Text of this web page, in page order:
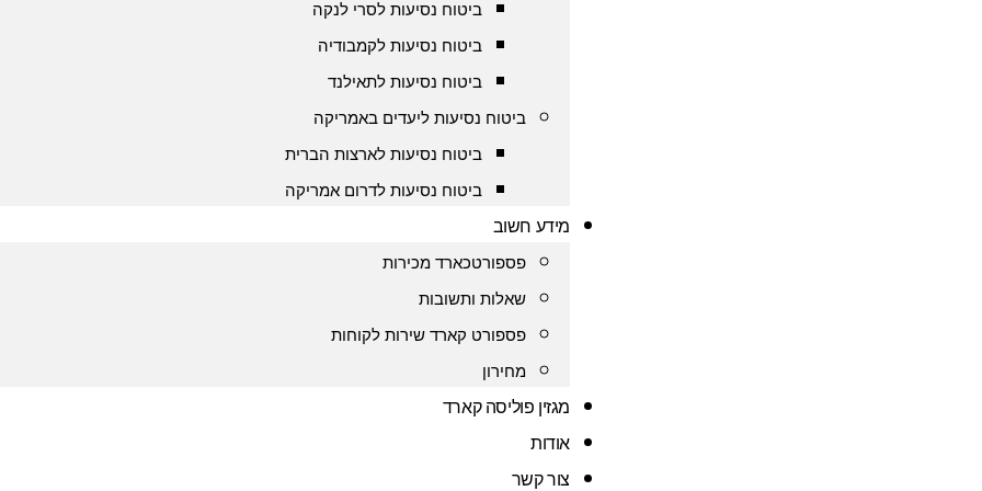
ביטוח נסיעות לסרי לנקה
ביטוח נסיעות לקמבודיה
ביטוח נסיעות לתאילנד
ביטוח נסיעות ליעדים באמריקה
ביטוח נסיעות לארצות הברית
ביטוח נסיעות לדרום אמריקה
מידע חשוב
פספורטכארד מכירות
שאלות ותשובות
פספורט קארד שירות לקוחות
מחירון
מגזין פוליסה קארד
אודות
צור קשר